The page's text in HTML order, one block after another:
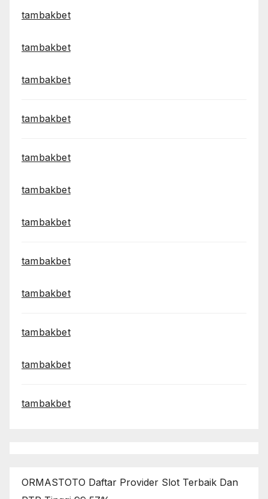
tambakbet
tambakbet
tambakbet
tambakbet
tambakbet
tambakbet
tambakbet
tambakbet
tambakbet
tambakbet
tambakbet
tambakbet
ORMASTOTO Daftar Provider Slot Terbaik Dan